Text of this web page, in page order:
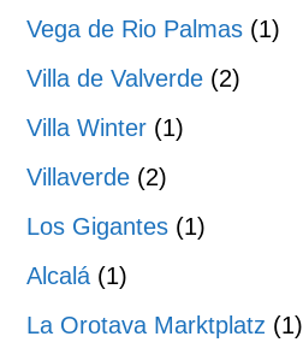
Vega de Rio Palmas (1)
Villa de Valverde (2)
Villa Winter (1)
Villaverde (2)
Los Gigantes (1)
Alcalá (1)
La Orotava Marktplatz (1)